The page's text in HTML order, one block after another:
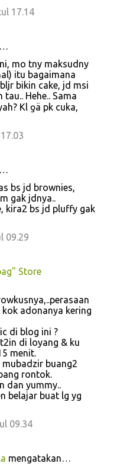
17.14
mo tny maksudny
itu bagaimana
bikin cake, jd msi
Hehe.. Sama
Kl ƍä pk cuka,
bs jd brownies,
gak jdnya..
kira2 bs jd pluffy gak
09.29
Store
adonanya kering
di blog ini ?
di loyang & ku
menit.
buang2
rontok.
dan yummy..
belajar buat lg yg
09.34
mengatakan…